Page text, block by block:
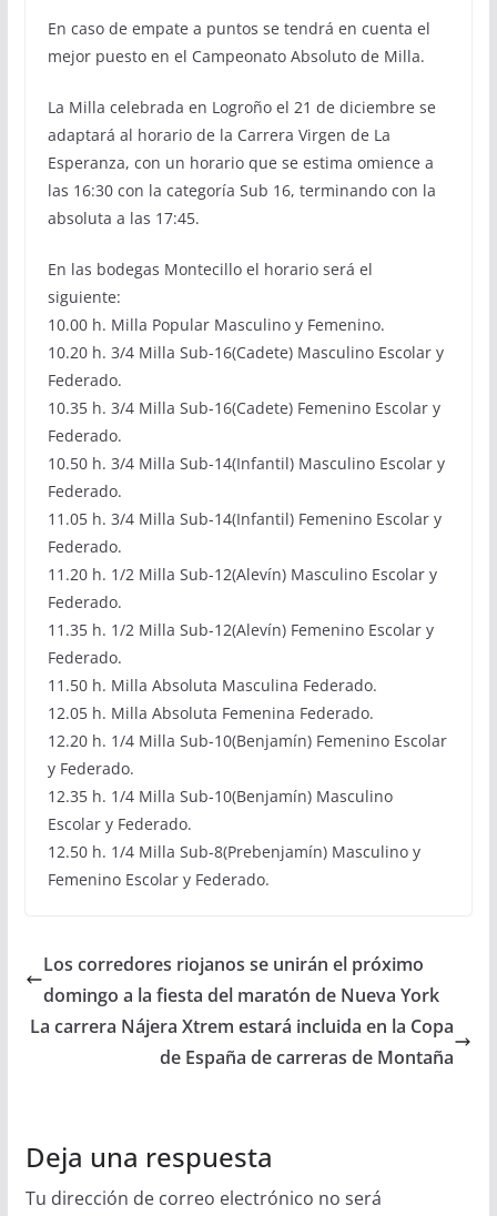
En caso de empate a puntos se tendrá en cuenta el
mejor puesto en el Campeonato Absoluto de Milla.
La Milla celebrada en Logroño el 21 de diciembre se
adaptará al horario de la Carrera Virgen de La
Esperanza, con un horario que se estima omience a
las 16:30 con la categoría Sub 16, terminando con la
absoluta a las 17:45.
En las bodegas Montecillo el horario será el
siguiente:
10.00 h. Milla Popular Masculino y Femenino.
10.20 h. 3/4 Milla Sub-16(Cadete) Masculino Escolar y
Federado.
10.35 h. 3/4 Milla Sub-16(Cadete) Femenino Escolar y
Federado.
10.50 h. 3/4 Milla Sub-14(Infantil) Masculino Escolar y
Federado.
11.05 h. 3/4 Milla Sub-14(Infantil) Femenino Escolar y
Federado.
11.20 h. 1/2 Milla Sub-12(Alevín) Masculino Escolar y
Federado.
11.35 h. 1/2 Milla Sub-12(Alevín) Femenino Escolar y
Federado.
11.50 h. Milla Absoluta Masculina Federado.
12.05 h. Milla Absoluta Femenina Federado.
12.20 h. 1/4 Milla Sub-10(Benjamín) Femenino Escolar
y Federado.
12.35 h. 1/4 Milla Sub-10(Benjamín) Masculino
Escolar y Federado.
12.50 h. 1/4 Milla Sub-8(Prebenjamín) Masculino y
Femenino Escolar y Federado.
Los corredores riojanos se unirán el próximo
domingo a la fiesta del maratón de Nueva York
La carrera Nájera Xtrem estará incluida en la Copa
de España de carreras de Montaña
Deja una respuesta
Tu dirección de correo electrónico no será